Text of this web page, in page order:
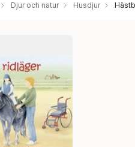
Djur och natur Husdjur